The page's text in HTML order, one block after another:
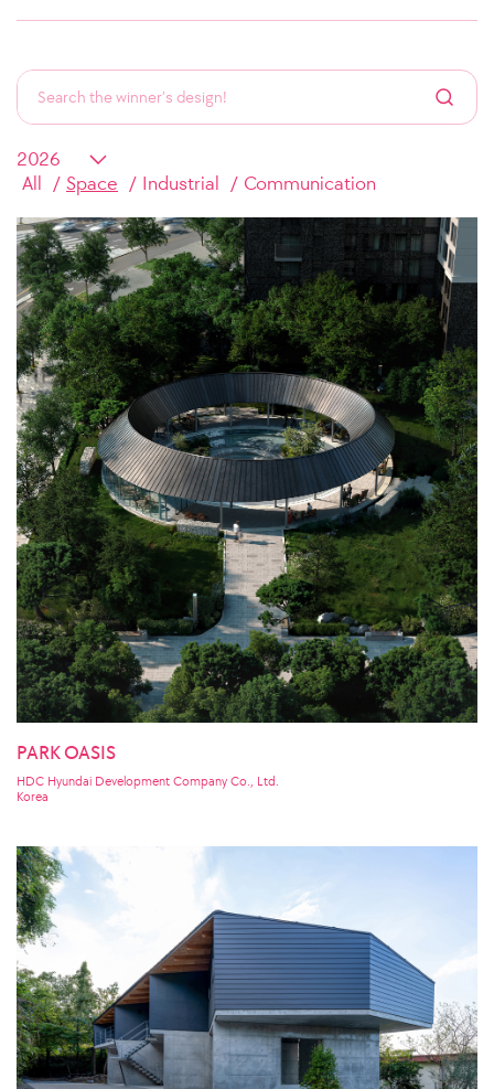
All Space Industrial Communication
PARK OASIS
HDC Hyundai Development Company Co., Ltd.
Korea